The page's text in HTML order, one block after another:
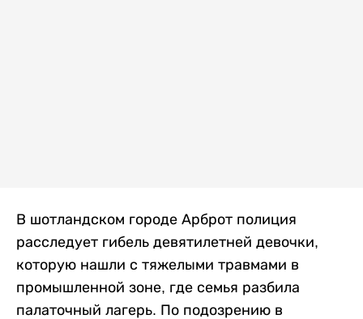
В шотландском городе Арброт полиция
расследует гибель девятилетней девочки,
которую нашли с тяжелыми травмами в
промышленной зоне, где семья разбила
палаточный лагерь. По подозрению в